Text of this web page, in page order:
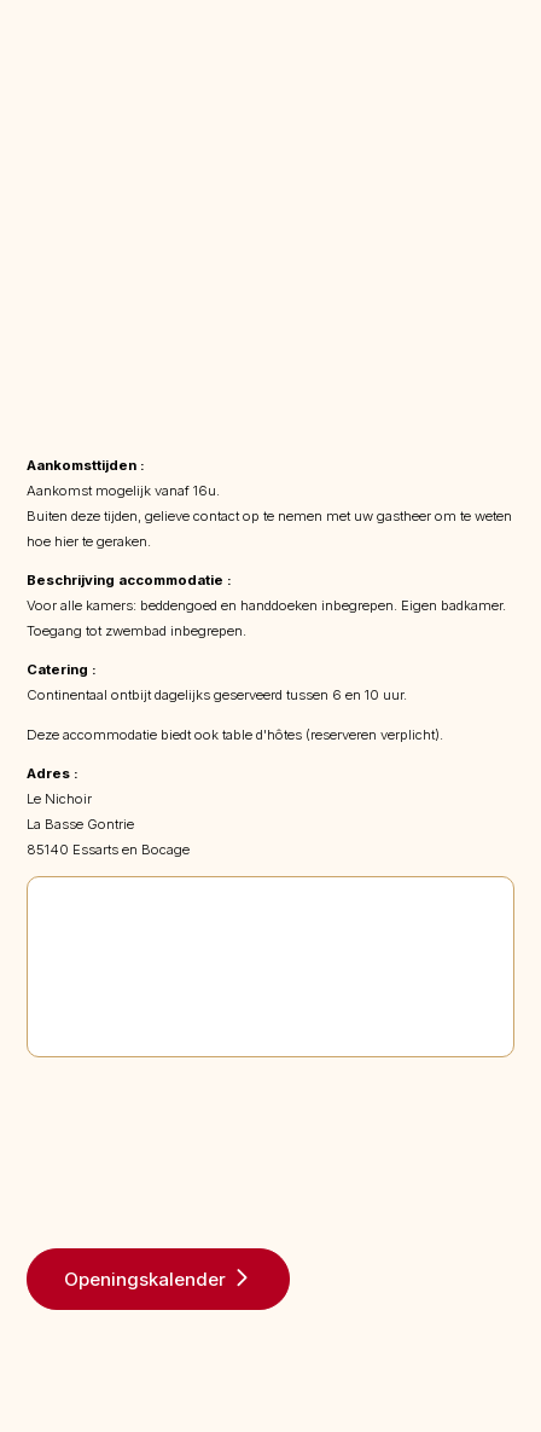
Aankomsttijden :
Aankomst mogelijk vanaf 16u.
Buiten deze tijden, gelieve contact op te nemen met uw gastheer om te weten
hoe hier te geraken.
Beschrijving accommodatie :
Voor alle kamers: beddengoed en handdoeken inbegrepen. Eigen badkamer.
Toegang tot zwembad inbegrepen.
Catering :
Continentaal ontbijt dagelijks geserveerd tussen 6 en 10 uur.
Deze accommodatie biedt ook table d'hôtes (reserveren verplicht).
Adres :
Le Nichoir
La Basse Gontrie
85140 Essarts en Bocage
Openingskalender